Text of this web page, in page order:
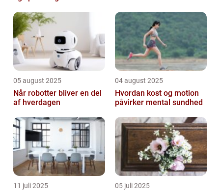
05 august 2025
Når robotter bliver en del
af hverdagen
04 august 2025
Hvordan kost og motion
påvirker mental sundhed
11 juli 2025 05 juli 2025